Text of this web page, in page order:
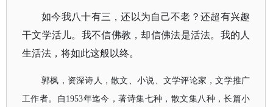
如今我八十有三，还以为自己不老？还超有兴趣
干文学活儿。我不信佛教，却信佛法是活法。我的人
生活法，将如此这般以终。
郭枫，资深诗人，散文、小说、文学评论家，文学推广
工作者。自1953年迄今，著诗集七种，散文集八种，长篇小